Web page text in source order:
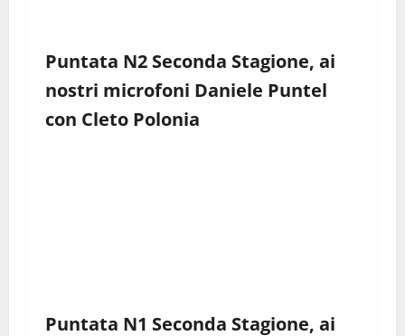
Puntata N2 Seconda Stagione, ai
nostri microfoni Daniele Puntel
con Cleto Polonia
Puntata N1 Seconda Stagione, ai